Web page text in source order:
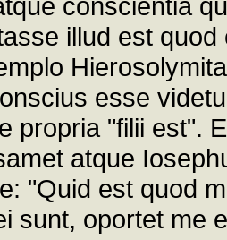
illud est
esse
propria "filii est".
atque
"Quid est quod
sunt, oportet me